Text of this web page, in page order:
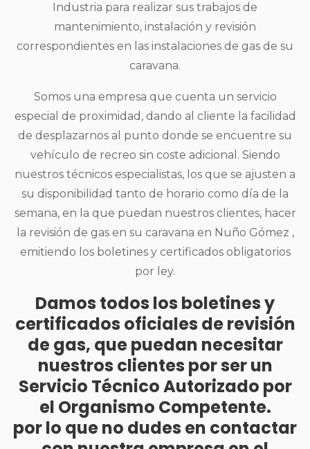
Industria para realizar sus trabajos de
mantenimiento, instalación y revisión
correspondientes en las instalaciones de gas de su
caravana.
Somos una empresa que cuenta un servicio
especial de proximidad, dando al cliente la facilidad
de desplazarnos al punto donde se encuentre su
vehículo de recreo sin coste adicional. Siendo
nuestros técnicos especialistas, los que se ajusten a
su disponibilidad tanto de horario como día de la
semana, en la que puedan nuestros clientes, hacer
la revisión de gas en su caravana en Nuño Gómez ,
emitiendo los boletines y certificados obligatorios
por ley.
Damos todos los boletines y
certificados oficiales de revisión
de gas, que puedan necesitar
nuestros clientes por ser un
Servicio Técnico Autorizado por
el Organismo Competente.
por lo que no dudes en contactar